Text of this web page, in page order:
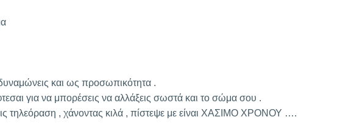
και ως προσωπικότητα .
για να μπορέσεις να αλλάξεις σωστά και το σώμα σου .
τηλεόραση , χάνοντας κιλά , πίστεψε με είναι ΧΑΣΙΜΟ ΧΡΟΝΟΥ ….